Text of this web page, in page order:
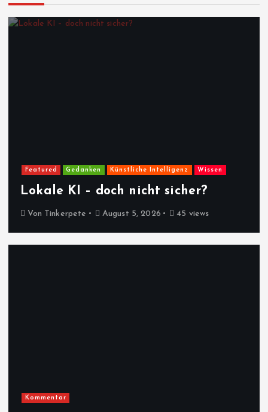
Featured Gedanken Künstliche Intelligenz Wissen
Lokale KI – doch nicht sicher?
Von Tinkerpete August 5, 2026 45 views
Kommentar